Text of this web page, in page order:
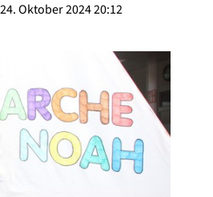
Oktober 2024 20:12